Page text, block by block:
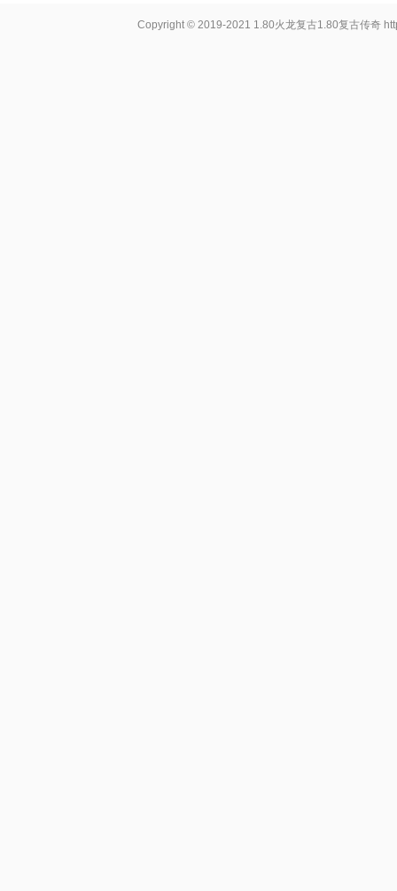
Copyright © 2019-2021 1.80火龙复古1.80复古传奇